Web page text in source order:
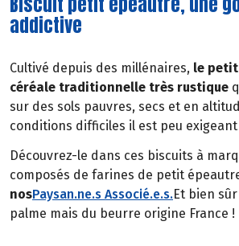
addictive
Cultivé depuis des millénaires, le petit
céréale traditionnelle très rustique
sur des sols pauvres, secs et en
conditions difficiles il est peu
Découvrez-le dans ces biscuits à
composés de farines de petit
nosPaysan.ne.s Associé.e.s.Et bien
palme mais du beurre origine France !